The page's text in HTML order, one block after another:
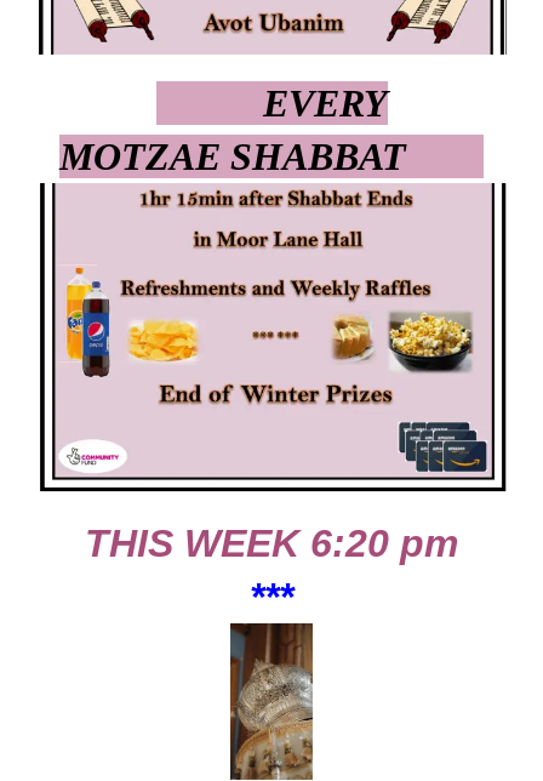
EVERY
MOTZAE SHABBAT
THIS WEEK 6:20 pm
***